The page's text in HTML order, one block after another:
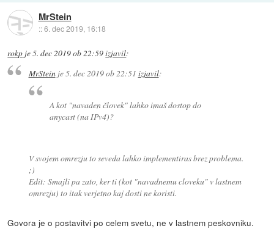
MrStein
::6. dec 2019, 16:18
rokp je5. dec 2019 ob 22:59izjavil:
MrSteinje5. dec 2019 ob 22:51 izjavil:
A kot "navaden človek" lahko imaš dostop do
anycast (na IPv4)?
V svojem omrezju to seveda lahko implementiras brez problema.
;)
Edit: Smajli pa zato, ker ti (kot "navadnemu cloveku" v lastnem
omrezju) to itak verjetno kaj dosti ne koristi.
Govora je o postavitvi po celem svetu, ne v lastnem peskovniku.